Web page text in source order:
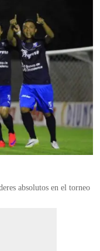
absolutos en el torneo